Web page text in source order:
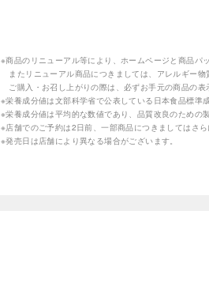
※商品のリニューアル等により、ホームページと商品パ
またリニューアル商品につきましては、アレルギー物
ご購入・お召し上がりの際は、必ずお手元の商品の表
※栄養成分値は文部科学省で公表している日本食品標準
※栄養成分値は平均的な数値であり、品質改良のための
※店舗でのご予約は2日前、一部商品につきましてはさ
※発売日は店舗により異なる場合がございます。